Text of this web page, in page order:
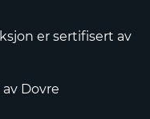
er sertifisert av
Dovre